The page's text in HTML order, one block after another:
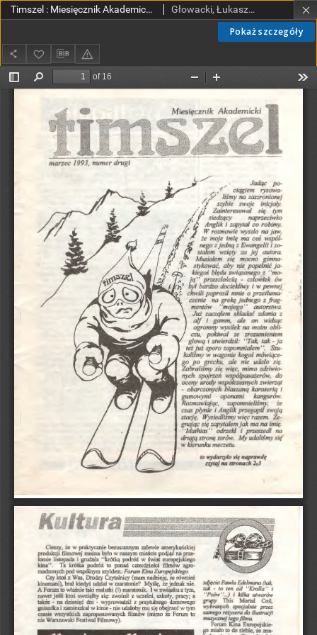
Pokaż szczegóły
Timszel : Miesięcznik Akademicki nr 2/1993 Głowacki, Łukasz, red. nacz.